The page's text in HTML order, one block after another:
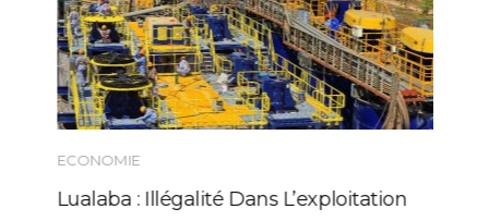
ECONOMIE
Lualaba : Illégalité Dans L’exploitation